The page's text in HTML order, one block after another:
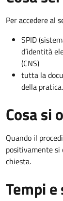
Per accedere al
SPID
d’identità
(CNS)
tutta la
della pratica.
Cosa si
Quando il
positivamente
chiesta.
Tempi e